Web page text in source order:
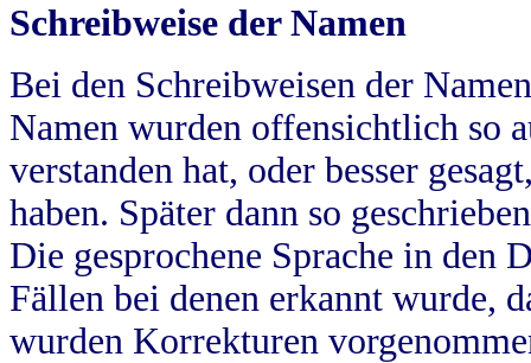
Schreibweise der Namen
Bei den Schreibweisen der
Namen wurden offensichtlich so
verstanden hat, oder besser
haben. Später dann so
Die gesprochene Sprache in
Fällen bei denen erkannt wurde,
wurden Korrekturen